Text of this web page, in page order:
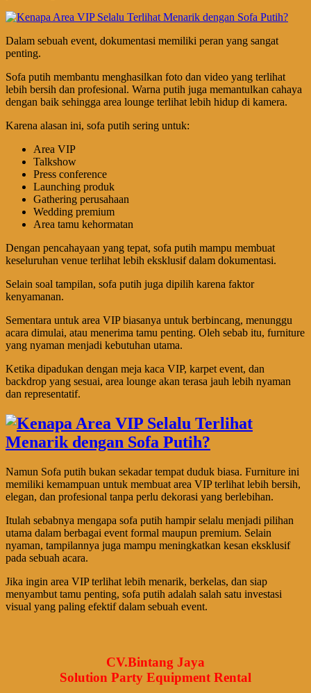
Dalam sebuah event, dokumentasi memiliki peran yang sangat
penting.
Sofa putih membantu menghasilkan foto dan video yang terlihat
lebih bersih dan profesional. Warna putih juga memantulkan cahaya
dengan baik sehingga area lounge terlihat lebih hidup di kamera.
Karena alasan ini, sofa putih sering untuk:
Area VIP
Talkshow
Press conference
Launching produk
Gathering perusahaan
Wedding premium
Area tamu kehormatan
Dengan pencahayaan yang tepat, sofa putih mampu membuat
keseluruhan venue terlihat lebih eksklusif dalam dokumentasi.
Selain soal tampilan, sofa putih juga dipilih karena faktor
kenyamanan.
Sementara untuk area VIP biasanya untuk berbincang, menunggu
acara dimulai, atau menerima tamu penting. Oleh sebab itu, furniture
yang nyaman menjadi kebutuhan utama.
Ketika dipadukan dengan meja kaca VIP, karpet event, dan
backdrop yang sesuai, area lounge akan terasa jauh lebih nyaman
dan representatif.
Namun Sofa putih bukan sekadar tempat duduk biasa. Furniture ini
memiliki kemampuan untuk membuat area VIP terlihat lebih bersih,
elegan, dan profesional tanpa perlu dekorasi yang berlebihan.
Itulah sebabnya mengapa sofa putih hampir selalu menjadi pilihan
utama dalam berbagai event formal maupun premium. Selain
nyaman, tampilannya juga mampu meningkatkan kesan eksklusif
pada sebuah acara.
Jika ingin area VIP terlihat lebih menarik, berkelas, dan siap
menyambut tamu penting, sofa putih adalah salah satu investasi
visual yang paling efektif dalam sebuah event.
CV.Bintang Jaya
Solution Party Equipment Rental